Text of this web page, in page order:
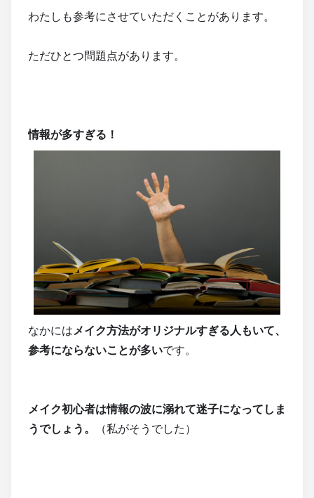
わたしも参考にさせていただくことがあります。
ただひとつ問題点があります。
情報が多すぎる！
なかにはメイク方法がオリジナルすぎる人もいて、
参考にならないことが多いです。
メイク初心者は情報の波に溺れて迷子になってしま
うでしょう。
（私がそうでした）